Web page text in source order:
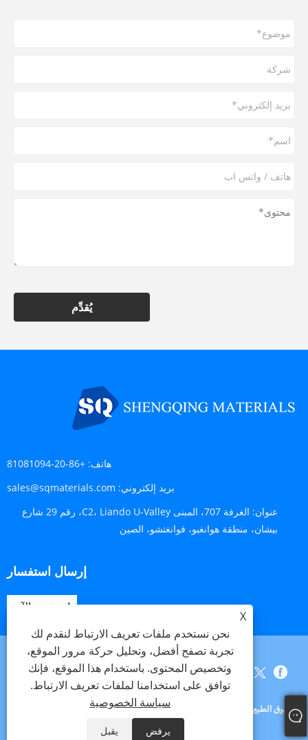
يُقدِّم
هاتف: +86-20-81081094
بريد إلكتروني: sales@sqmaterials.com
عنوان:
الغرفة 707، المبنى C2، Liando U-Valley، رقم 29 شارع
بيشان، منطقة هوانغبو، قوانغتشو، الصين
إرسال استفسار
استفسر الآن
Links
Sitemap
RSS
XML سياسة الخصوصية
محفوظة.
X
نحن نستخدم ملفات تعريف الارتباط لنقدم لك
تجربة تصفح أفضل، وتحليل حركة مرور الموقع،
وتخصيص المحتوى. باستخدام هذا الموقع، فإنك
توافق على استخدامنا لملفات تعريف الارتباط.
سياسة الخصوصية
يرفض يقبل